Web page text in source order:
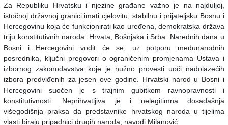
Za Republiku Hrvatsku i njezine građane važno je na najduljoj,
istočnoj državnoj granici imati cjelovitu, stabilnu i prijateljsku Bosnu i
Hercegovinu koja će funkcionirati kao uređena, demokratska država
triju konstitutivnih naroda: Hrvata, Bošnjaka i Srba. Narednih dana u
Bosni i Hercegovini vodit će se, uz potporu međunarodnih
posrednika, ključni pregovori o ograničenim promjenama Ustava i
izbornog zakonodavstva koje je nužno provesti uoči nadolazećih
izbora predviđenih za jesen ove godine. Hrvatski narod u Bosni i
Hercegovini suočen je s trajnim gubitkom ravnopravnosti i
konstitutivnosti. Neprihvatljiva je i nelegitimna dosadašnja
višegodišnja praksa da predstavnike hrvatskog naroda u tijelima
vlasti biraju pripadnici drugih naroda, navodi Milanović.